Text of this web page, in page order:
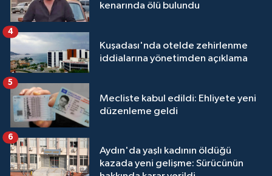
kenarında ölü bulundu
Kuşadası'nda otelde zehirlenme
iddialarına yönetimden açıklama
4
Mecliste kabul edildi: Ehliyete yeni
düzenleme geldi
5
Aydın'da yaşlı kadının öldüğü
kazada yeni gelişme: Sürücünün
6